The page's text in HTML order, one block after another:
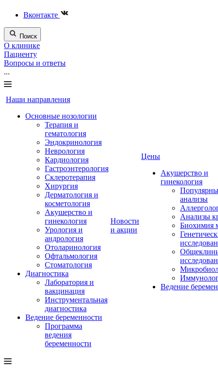
Вконтакте
Поиск
О клинике
Пациенту
Вопросы и ответы
...
Наши направления
Основные нозологии
Терапия и
гематология
Эндокринология
Неврология
Кардиология
Гастроэнтерология
Склеротерапия
Хирургия
Дерматология и
косметология
Акушерство и
гинекология
Урология и
андрология
Отоларинология
Офтальмология
Стоматология
Диагностика
Лаборатория и
вакцинация
Инструментальная
диагностика
Ведение беременности
Программа
ведения
беременности
Новости
и акции
Цены
Акушерство и
гинекология
анализы
Анализы
Биохимия
Ведение